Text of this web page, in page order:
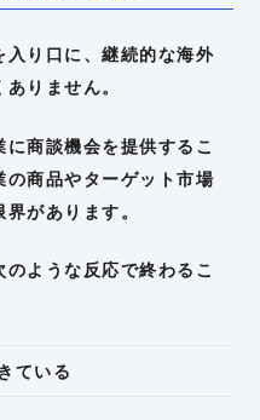
入り口に、継続的な海外
りません。
商談機会を提供するこ
の商品やターゲット市場
があります。
ような反応で終わるこ
ている